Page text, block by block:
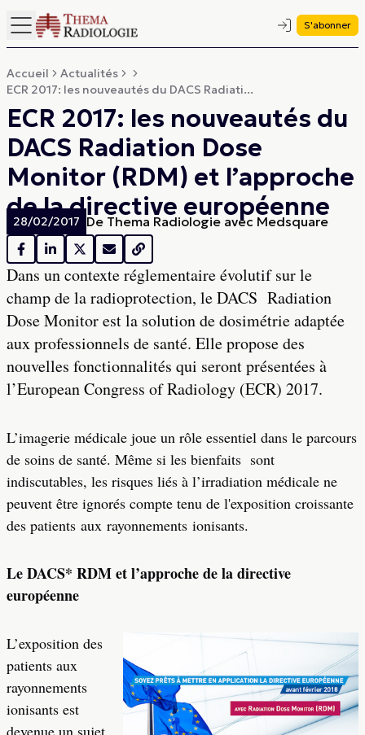
S'abonner
Accueil
Actualités
ECR 2017: les nouveautés du DACS Radiati...
ECR 2017: les nouveautés du
DACS Radiation Dose
Monitor (RDM) et l’approche
de la directive européenne
28/02/2017 De Thema Radiologie avec Medsquare
Dans un contexte réglementaire évolutif sur le
champ de la radioprotection, le DACS Radiation
Dose Monitor est la solution de dosimétrie adaptée
aux professionnels de santé. Elle propose des
nouvelles fonctionnalités qui seront présentées à
l’European Congress of Radiology (ECR) 2017.
L’imagerie médicale joue un rôle essentiel dans le parcours
de soins de santé. Même si les bienfaits sont
indiscutables, les risques liés à l’irradiation médicale ne
peuvent être ignorés compte tenu de l'exposition croissante
des patients aux rayonnements ionisants.
Le DACS* RDM et l’approche de la directive
européenne
L’exposition des
patients aux
rayonnements
ionisants est
devenue un sujet